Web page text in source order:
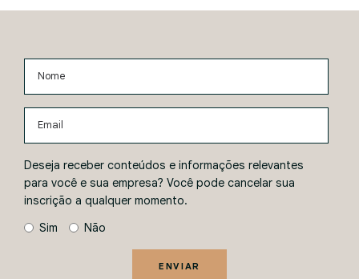
Deseja receber conteúdos e informações relevantes
para você e sua empresa? Você pode cancelar sua
inscrição a qualquer momento.
Sim
Não
ENVIAR